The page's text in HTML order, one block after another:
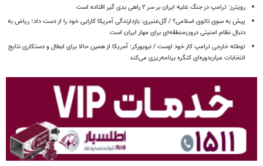
رویترز: ترامپ در جنگ علیه ایران بر سر ۲ راهی بدی گیر افتاده است
پیش به سوی ناتوی اسلامی؟ / گل‌عنبری: بازدارندگی آمریکا کارایی خود را از دست داد؛ ریاض به
دنبال نظام امنیتی درون‌منطقه‌ای برای مهار ایران است
توطئه خارجی ترامپ کار خود اوست / نیویورکر: آمریکا از همین حالا برای ابطال و دستکاری نتایج
انتخابات میان‌دوره‌ای کنگره برنامه‌ریزی می‌کند